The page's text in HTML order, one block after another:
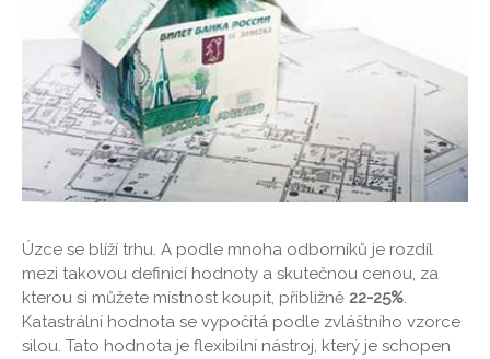
Úzce se blíží trhu. A podle mnoha odborníků je rozdíl
mezi takovou definicí hodnoty a skutečnou cenou, za
kterou si můžete místnost koupit, přibližně 22-25%.
Katastrální hodnota se vypočítá podle zvláštního vzorce
silou. Tato hodnota je flexibilní nástroj, který je schopen